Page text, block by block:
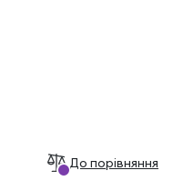
До порівняння